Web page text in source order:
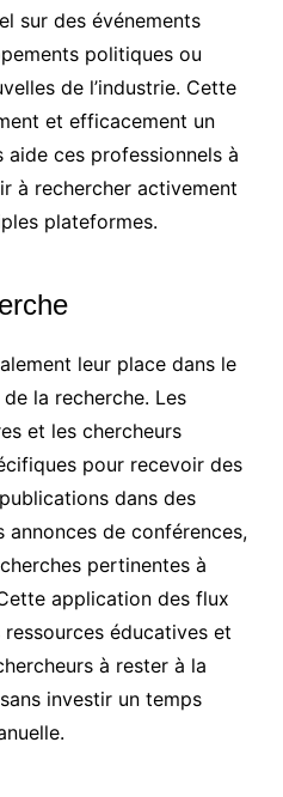
sur des événements
politiques ou
de l’industrie. Cette
et efficacement un
ces professionnels à
à rechercher activement
plateformes.
leur place dans le
la recherche. Les
et les chercheurs
pour recevoir des
dans des
annonces de conférences,
pertinentes à
application des flux
ressources éducatives et
à rester à la
investir un temps